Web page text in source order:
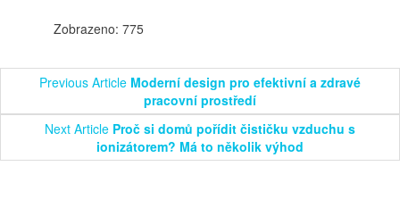
Zobrazeno: 775
Previous Article Moderní design pro efektivní a zdravé
pracovní prostředí
Next Article Proč si domů pořídit čističku vzduchu s
ionizátorem? Má to několik výhod